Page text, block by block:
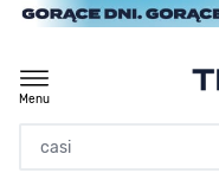
Przejdź do treści
Menu